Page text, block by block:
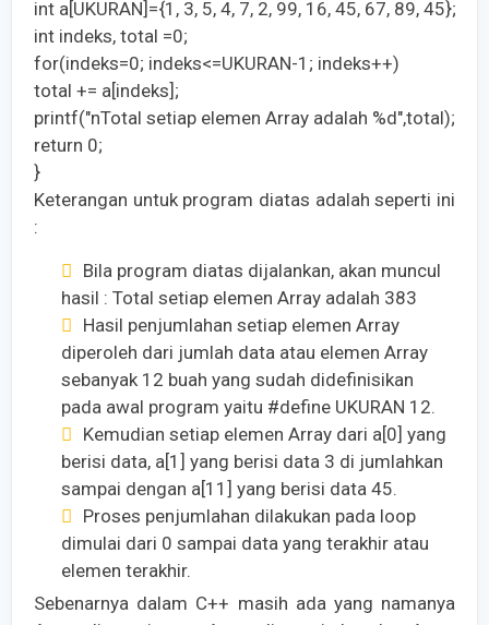
int a[UKURAN]={1, 3, 5, 4, 7, 2, 99, 16, 45, 67, 89, 45};
int indeks, total =0;
for(indeks=0; indeks<=UKURAN-1; indeks++)
total += a[indeks];
printf("nTotal setiap elemen Array adalah %d",total);
return 0;
}
Keterangan untuk program diatas adalah seperti ini
:
Bila program diatas dijalankan, akan muncul
hasil : Total setiap elemen Array adalah 383
Hasil penjumlahan setiap elemen Array
diperoleh dari jumlah data atau elemen Array
sebanyak 12 buah yang sudah didefinisikan
pada awal program yaitu #define UKURAN 12.
Kemudian setiap elemen Array dari a[0] yang
berisi data, a[1] yang berisi data 3 di jumlahkan
sampai dengan a[11] yang berisi data 45.
Proses penjumlahan dilakukan pada loop
dimulai dari 0 sampai data yang terakhir atau
elemen terakhir.
Sebenarnya dalam C++ masih ada yang namanya